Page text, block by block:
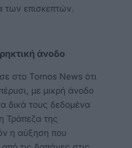
των επισκεπτών.
άνοδο
στο Tornos News ότι
με μικρή άνοδο
δικά τους δεδομένα
Τράπεζα της
η αύξηση που